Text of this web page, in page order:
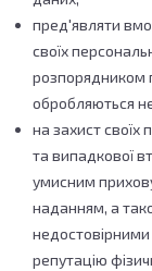
пред'являти
своїх
розпорядником
обробляються
на захист своїх
та випадкової
умисним
наданням, а
недостовірними
репутацію